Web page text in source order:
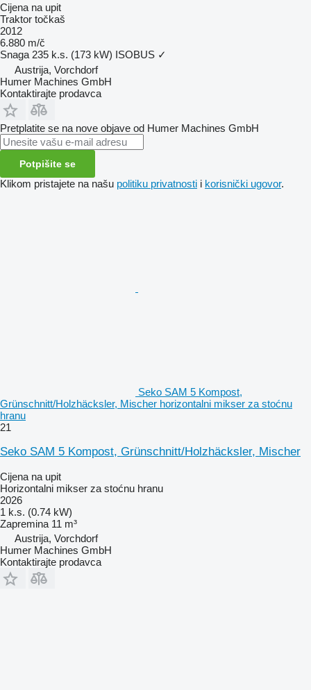
Cijena na upit
Traktor točkaš
2012
6.880 m/č
Snaga 235 k.s. (173 kW) ISOBUS ✓
Austrija, Vorchdorf
Humer Machines GmbH
Kontaktirajte prodavca
Pretplatite se na nove objave od Humer Machines GmbH
Potpišite se
Klikom pristajete na našu politiku privatnosti i korisnički ugovor.
Seko SAM 5 Kompost,
Grünschnitt/Holzhäcksler, Mischer horizontalni mikser za stoćnu
hranu
21
Seko SAM 5 Kompost, Grünschnitt/Holzhäcksler, Mischer
Cijena na upit
Horizontalni mikser za stoćnu hranu
2026
1 k.s. (0.74 kW)
Zapremina 11 m³
Austrija, Vorchdorf
Humer Machines GmbH
Kontaktirajte prodavca